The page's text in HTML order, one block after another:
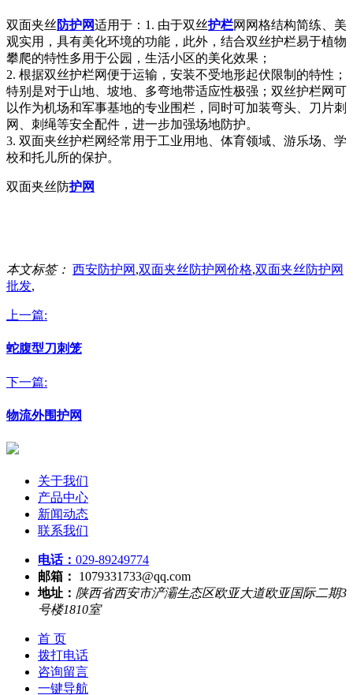
双面夹丝 防护网适用于：1. 由于双丝护栏网网格结构简练、美
观实用，具有美化环境的功能，此外，结合双丝护栏易于植物
攀爬的特性多用于公园，生活小区的美化效果；
2. 根据双丝护栏网便于运输，安装不受地形起伏限制的特性；
特别是对于山地、坡地、多弯地带适应性极强；双丝护栏网可
以作为机场和军事基地的专业围栏，同时可加装弯头、刀片刺
网、刺绳等安全配件，进一步加强场地防护。
3. 双面夹丝护栏网经常用于工业用地、体育领域、游乐场、学
校和托儿所的保护。
双面夹丝防护网
本文标签： 西安防护网 ,双面夹丝防护网价格,双面夹丝防护网
批发,
上一篇:
蛇腹型刀刺笼
下一篇:
物流外围护网
关于我们
产品中心
新闻动态
联系我们
电话： 029-89249774
邮箱：
1079331733@qq.com
地址： 陕西省西安市浐灞生态区欧亚大道欧亚国际二期3
号楼1810室
首 页
拨打电话
咨询留言
一键导航